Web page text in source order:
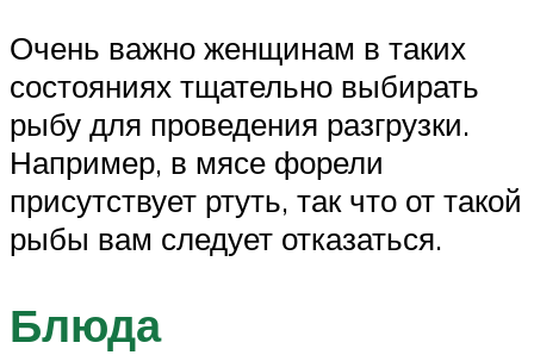
Очень важно женщинам в таких
состояниях тщательно выбирать
рыбу для проведения разгрузки.
Например, в мясе форели
присутствует ртуть, так что от такой
рыбы вам следует отказаться.
Блюда­